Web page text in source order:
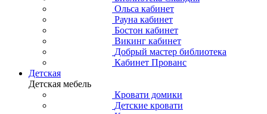
Ольса кабинет
Рауна кабинет
Бостон кабинет
Викинг кабинет
Добрый мастер библиотека
Кабинет Прованс
Детская
Детская мебель
Кровати домики
Детские кровати